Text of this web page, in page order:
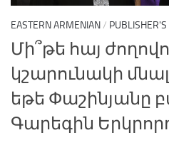
EASTERN ARMENIAN/
Մի՞թե հայ
կշարունակի
եթե Փաշինյանը
Գարեգին